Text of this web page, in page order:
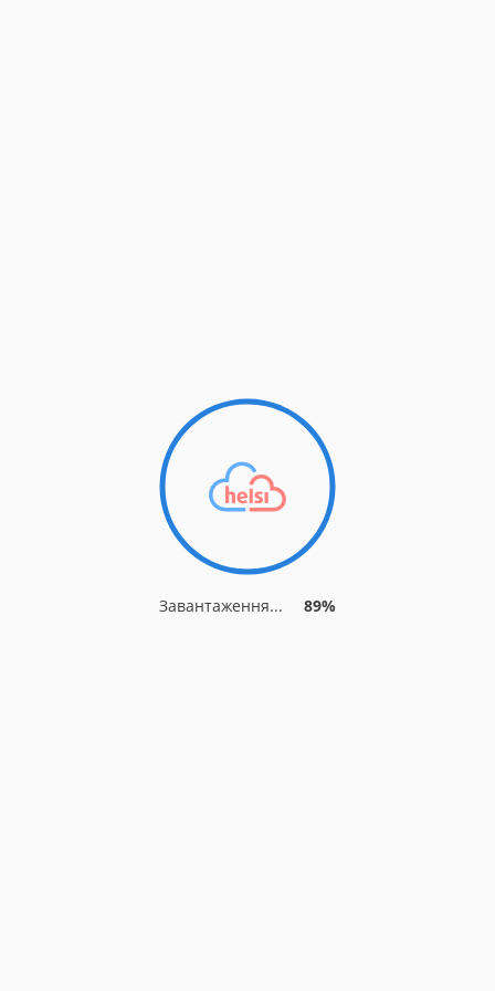
Завантаження... 93%